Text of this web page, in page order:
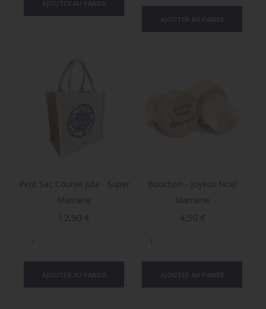
Petit Sac Course Jute - Super
Marraine
Prix
12,90 €
Bouchon - Joyeux Noël
Marraine
Prix
4,50 €